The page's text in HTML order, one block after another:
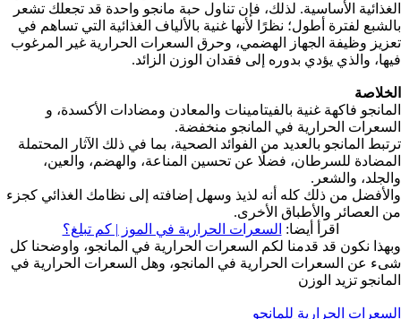
الغذائية الأساسية. لذلك، فإن تناول حبة مانجو واحدة قد تجعلك تشعر
بالشبع لفترة أطول؛ نظرًا لأنها غنية بالألياف الغذائية التي تساهم في
تعزيز وظيفة الجهاز الهضمي، وحرق السعرات الحرارية غير المرغوب
فيها، والذي يؤدي بدوره إلى فقدان الوزن الزائد.
الخلاصة
المانجو فاكهة غنية بالفيتامينات والمعادن ومضادات الأكسدة، و
السعرات الحرارية في المانجو منخفضة.
ترتبط المانجو بالعديد من الفوائد الصحية، بما في ذلك الآثار المحتملة
المضادة للسرطان، فضلًا عن تحسين المناعة، والهضم، والعين،
والجلد، والشعر.
والأفضل من ذلك كله أنه لذيذ وسهل إضافته إلى نظامك الغذائي كجزء
من العصائر والأطباق الأخرى.
اقرأ أيضا: السعرات الحرارية في الموز | كم تبلغ؟
وبهذا نكون قد قدمنا لكم السعرات الحرارية في المانجو، واوضحنا كل
شىء عن السعرات الحرارية في المانجو، وهل السعرات الحرارية في
المانجو تزيد الوزن
السعرات الحرارية للمانجو